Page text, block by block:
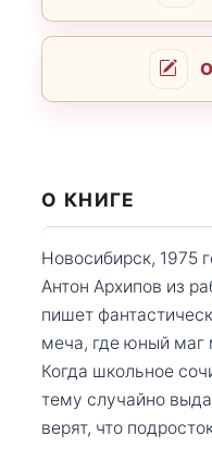
О КНИГЕ
Новосибирск, 1975
Антон Архипов из
пишет
меча, где юный
Когда школьное
тему случайно
верят, что